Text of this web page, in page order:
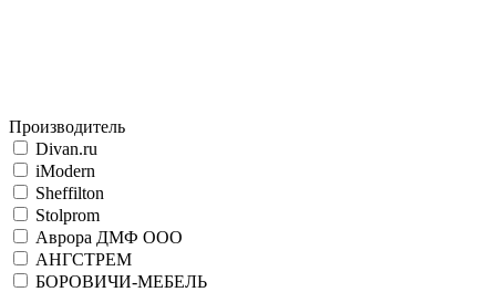
Производитель
Divan.ru
iModern
Sheffilton
Stolprom
Аврора ДМФ ООО
АНГСТРЕМ
БОРОВИЧИ-МЕБЕЛЬ